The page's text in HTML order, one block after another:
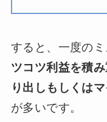
すると、一度のミ
ツコツ利益を積
り出しもしくは
が多いです。